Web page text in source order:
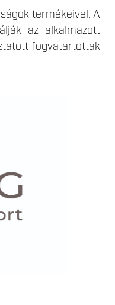
termékeivel. A
az alkalmazott
fogvatartottak